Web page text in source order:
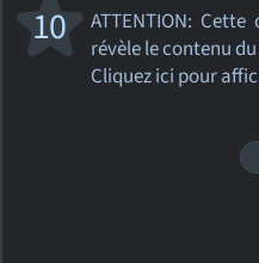
ATTENTION: Cette
révèle le contenu
Cliquez ici pour
10